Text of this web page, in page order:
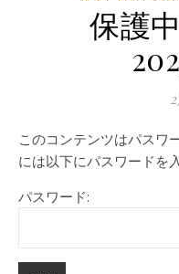
保護
このコンテンツはパスワ
には以下にパスワードを
パスワード: